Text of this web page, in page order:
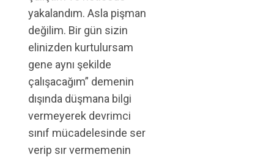
yakalandım. Asla pişman
değilim. Bir gün sizin
elinizden kurtulursam
gene aynı şekilde
çalışacağım” demenin
dışında düşmana bilgi
vermeyerek devrimci
sınıf mücadelesinde ser
verip sır vermemenin